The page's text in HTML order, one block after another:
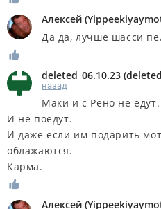
Алексей (
Да да, лучше шасси
deleted_06.10.23 (
назад
Маки и с Рено не едут.
И не поедут.
И даже если им подарить
облажаются.
Карма.
Алексей (